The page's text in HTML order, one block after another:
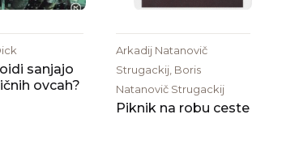
sanjajo
ovcah?
Arkadij Natanovič
Strugackij, Boris
Natanovič Strugackij
Piknik na robu ceste